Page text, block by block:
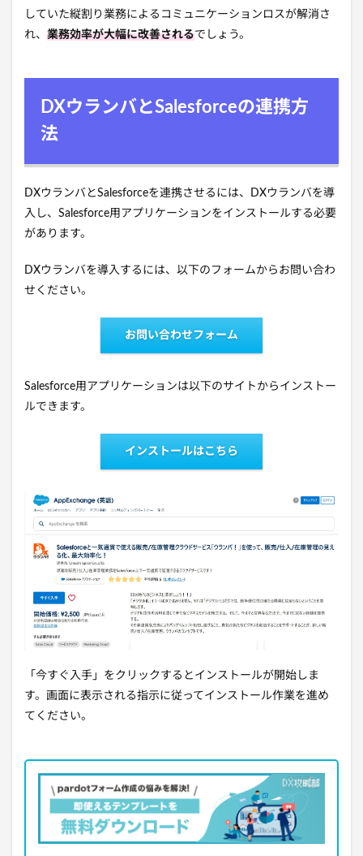
していた縦割り業務によるコミュニケーションロスが解消さ
れ、 業務効率が大幅に改善されるでしょう。
DXウランバとSalesforceの連携方
法
DXウランバとSalesforceを連携させるには、DXウランバを導
入し、Salesforce用アプリケーションをインストールする必要
があります。
DXウランバを導入するには、以下のフォームからお問い合わ
せください。
お問い合わせフォーム
Salesforce用アプリケーションは以下のサイトからインストー
ルできます。
インストールはこちら
「今すぐ入手」をクリックするとインストールが開始しま
す。画面に表示される指示に従ってインストール作業を進め
てください。